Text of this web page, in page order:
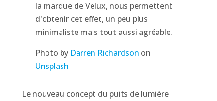
la marque de Velux, nous permettent
d'obtenir cet effet, un peu plus
minimaliste mais tout aussi agréable.
Photo by Darren Richardson on
Unsplash
Le nouveau concept du puits de lumière